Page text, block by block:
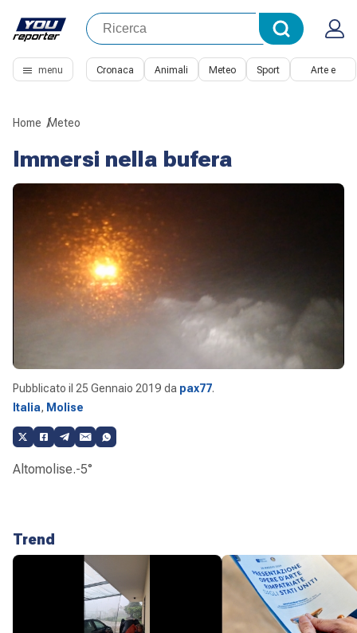
menu Cronaca Animali Meteo Sport Arte e
Home Meteo
Immersi nella bufera
Pubblicato il 25 Gennaio 2019 da pax77.
Italia, Molise
Altomolise.-5°
Trend